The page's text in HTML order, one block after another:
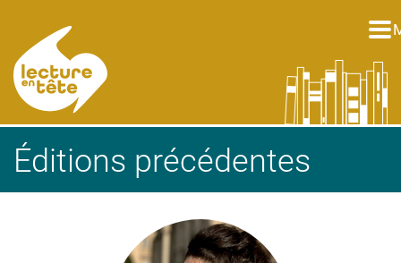
Éditions précédentes